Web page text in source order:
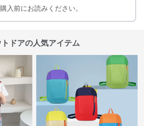
入前にお読みください。
ドアの人気アイテム